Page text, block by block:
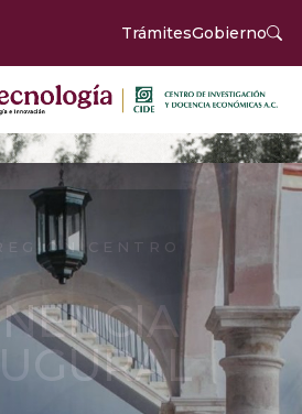
TrámitesGobierno
CENTRO